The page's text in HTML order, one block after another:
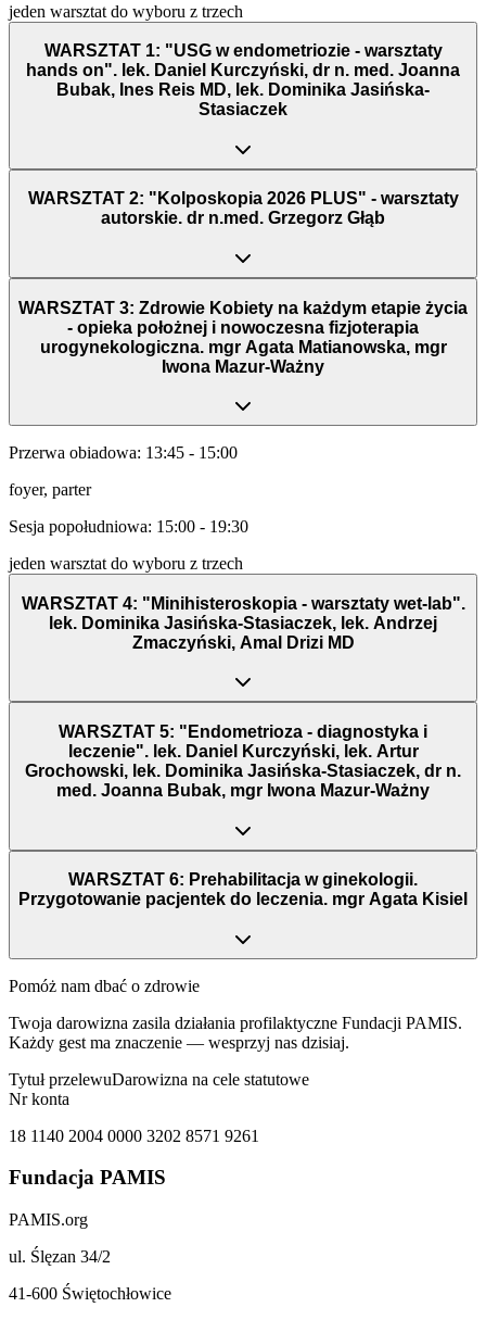
jeden warsztat do wyboru z trzech
WARSZTAT 1: "USG w endometriozie - warsztaty
hands on". lek. Daniel Kurczyński, dr n. med. Joanna
Bubak, Ines Reis MD, lek. Dominika Jasińska-
Stasiaczek
WARSZTAT 2: "Kolposkopia 2026 PLUS" - warsztaty
autorskie. dr n.med. Grzegorz Głąb
WARSZTAT 3: Zdrowie Kobiety na każdym etapie życia
- opieka położnej i nowoczesna fizjoterapia
urogynekologiczna. mgr Agata Matianowska, mgr
Iwona Mazur-Ważny
Przerwa obiadowa: 13:45 - 15:00
foyer, parter
Sesja popołudniowa: 15:00 - 19:30
jeden warsztat do wyboru z trzech
WARSZTAT 4: "Minihisteroskopia - warsztaty wet-lab".
lek. Dominika Jasińska-Stasiaczek, lek. Andrzej
Zmaczyński, Amal Drizi MD
WARSZTAT 5: "Endometrioza - diagnostyka i
leczenie". lek. Daniel Kurczyński, lek. Artur
Grochowski, lek. Dominika Jasińska-Stasiaczek, dr n.
med. Joanna Bubak, mgr Iwona Mazur-Ważny
WARSZTAT 6: Prehabilitacja w ginekologii.
Przygotowanie pacjentek do leczenia. mgr Agata Kisiel
Pomóż nam dbać o zdrowie
Twoja darowizna zasila działania profilaktyczne Fundacji PAMIS.
Każdy gest ma znaczenie — wesprzyj nas dzisiaj.
Tytuł przelewuDarowizna na cele statutowe
Nr konta
18 1140 2004 0000 3202 8571 9261
Fundacja PAMIS
PAMIS.org
ul. Ślęzan 34/2
41-600 Świętochłowice